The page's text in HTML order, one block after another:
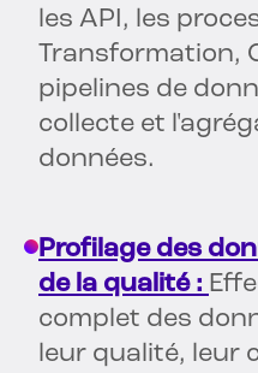
les API, les
Transformation,
pipelines de
collecte et
données.
Profilage des
de la qualité :
complet des
leur qualité, leur